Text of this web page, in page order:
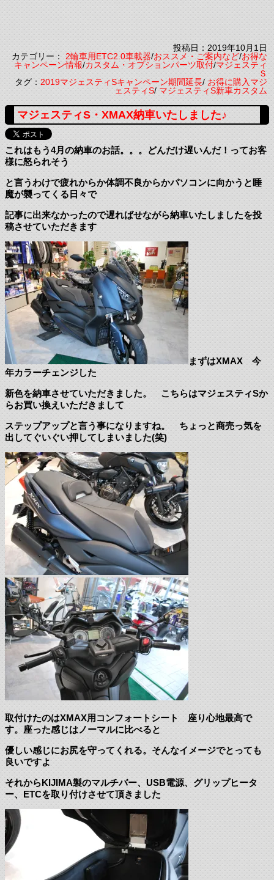
投稿日：2019年10月1日
カテゴリー：2輪車用ETC2.0車載器/おススメ・ご案内など/お得な
キャンペーン情報/カスタム・オプションパーツ取付/マジェスティ
Ｓ
タグ：2019マジェスティSキャンペーン期間延長/お得に購入マジ
ェスティS/マジェスティS新車カスタム
マジェスティS・XMAX納車いたしました♪
これはもう4月の納車のお話。。。どんだけ遅いんだ！ってお客
様に怒られそう
と言うわけで疲れからか体調不良からかパソコンに向かうと睡
魔が襲ってくる日々で
記事に出来なかったので遅ればせながら納車いたしましたを投
稿させていただきます
まずはXMAX 今
年カラーチェンジした
新色を納車させていただきました。 こちらはマジェスティSか
らお買い換えいただきまして
ステップアップと言う事になりますね。 ちょっと商売っ気を
出してぐいぐい押してしまいました(笑)
取付けたのはXMAX用コンフォートシート 座り心地最高で
す。座った感じはノーマルに比べると
優しい感じにお尻を守ってくれる。そんなイメージでとっても
良いですよ
それからKIJIMA製のマルチバー、USB電源、グリップヒータ
ー、ETCを取り付けさせて頂きました